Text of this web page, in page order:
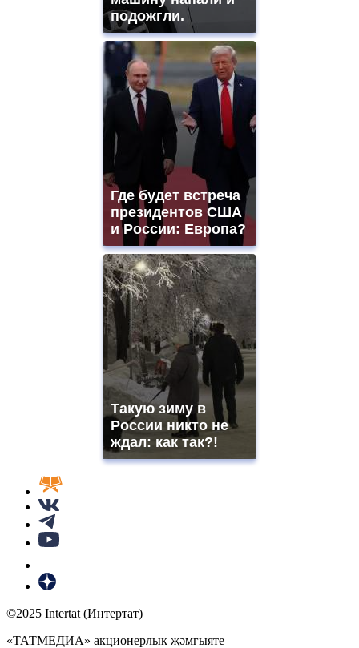
подожгли.
Где будет встреча
президентов США
и России: Европа?
Такую зиму в
России никто не
ждал: как так?!
©2025 Intertat (Интертат)
«ТАТМЕДИА» акционерлык җәмгыяте